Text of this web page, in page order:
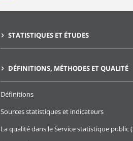
STATISTIQUES ET ÉTUDES
DÉFINITIONS, MÉTHODES ET QUALITÉ
Définitions
Sources statistiques et indicateurs
La qualité dans le Service statistique public